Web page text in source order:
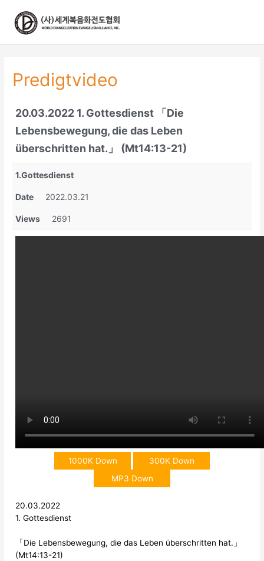
Predigtvideo
20.03.2022 1. Gottesdienst 「Die
Lebensbewegung, die das Leben
überschritten hat.」 (Mt14:13-21)
1.Gottesdienst
Date 2022.03.21
Views 2691
1000K Down
300K Down
MP3 Down
20.03.2022
1. Gottesdienst
「Die Lebensbewegung, die das Leben überschritten hat.」
(Mt14:13-21)